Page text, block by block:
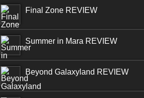
Final Zone REVIEW
Summer in Mara REVIEW
Beyond Galaxyland REVIEW